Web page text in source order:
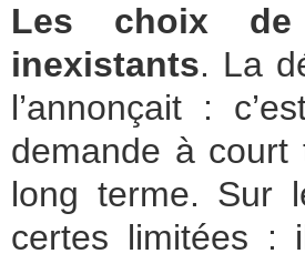
Les choix de
inexistants. La
l’annonçait :
demande à
long terme. Sur
certes limitées :